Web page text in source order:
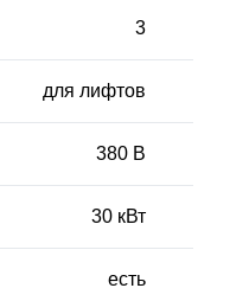
3
для лифтов
380 В
30 кВт
есть